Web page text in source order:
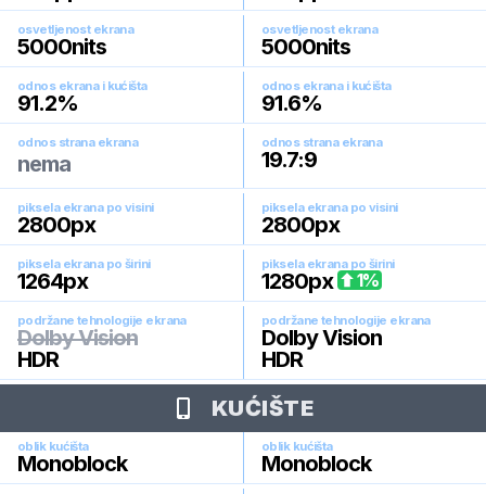
osvetljenost ekrana
5000nits
osvetljenost ekrana
5000nits
odnos ekrana i kućišta
91.2%
odnos ekrana i kućišta
91.6%
odnos strana ekrana
nema
odnos strana ekrana
19.7:9
piksela ekrana po visini
2800px
piksela ekrana po visini
2800px
piksela ekrana po širini
1264px
piksela ekrana po širini
1280px 1%
podržane tehnologije ekrana
Dolby Vision
HDR
podržane tehnologije ekrana
Dolby Vision
HDR
KUĆIŠTE
oblik kućišta
Monoblock
oblik kućišta
Monoblock